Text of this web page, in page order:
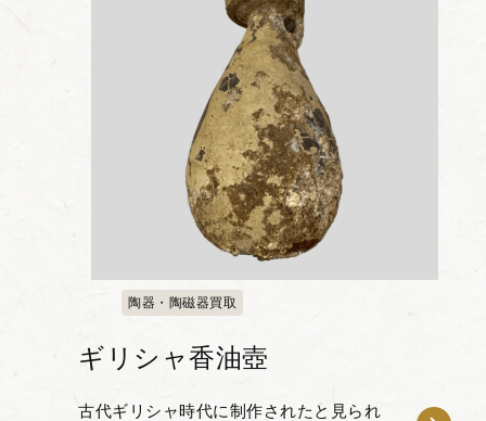
陶器・陶磁器買取
ギリシャ香油壺
古代ギリシャ時代に制作されたと見られ